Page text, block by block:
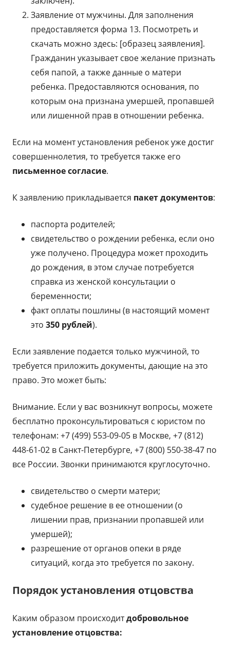
Заявление от мужчины. Для заполнения
предоставляется форма 13. Посмотреть и
скачать можно здесь: [образец заявления].
Гражданин указывает свое желание признать
себя папой, а также данные о матери
ребенка. Предоставляются основания, по
которым она признана умершей, пропавшей
или лишенной прав в отношении ребенка.
Если на момент установления ребенок уже достиг
совершеннолетия, то требуется также его
письменное согласие.
К заявлению прикладывается пакет документов:
паспорта родителей;
свидетельство о рождении ребенка, если оно
уже получено. Процедура может проходить
до рождения, в этом случае потребуется
справка из женской консультации о
беременности;
факт оплаты пошлины (в настоящий момент
это 350 рублей).
Если заявление подается только мужчиной, то
требуется приложить документы, дающие на это
право. Это может быть:
Внимание. Если у вас возникнут вопросы, можете
бесплатно проконсультироваться с юристом по
телефонам: +7 (499) 553-09-05 в Москве, +7 (812)
448-61-02 в Санкт-Петербурге, +7 (800) 550-38-47 по
все России. Звонки принимаются круглосуточно.
свидетельство о смерти матери;
судебное решение в ее отношении (о
лишении прав, признании пропавшей или
умершей);
разрешение от органов опеки в ряде
ситуаций, когда это требуется по закону.
Порядок установления отцовства
Каким образом происходитдобровольное
установление отцовства: